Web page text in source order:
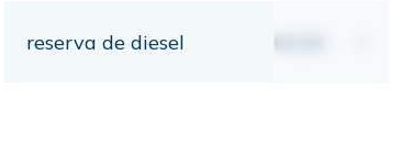
reserva de diesel 00,00